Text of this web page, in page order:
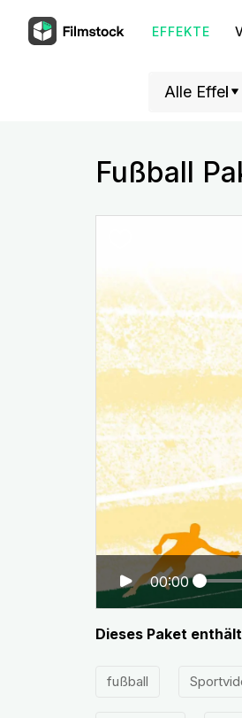
EFFEKTE
Fußball
00:00
Dieses Paket
fußball